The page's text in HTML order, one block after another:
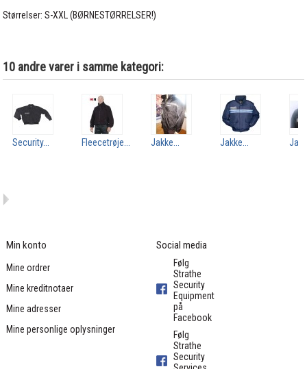
Størrelser: S-XXL (BØRNESTØRRELSER!)
10 andre varer i samme kategori:
Security... Fleecetrøje... Jakke... Jakke...
Min konto
Mine ordrer
Mine kreditnotaer
Mine adresser
Mine personlige oplysninger
Social media
Følg
Strathe
Security
Equipment
på
Facebook
Følg
Strathe
Security